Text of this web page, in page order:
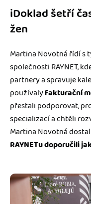
iDoklad šetří
žen
Martina Novotná řídí s
společnosti RAYNET,
partnery a spravuje
používalyfakturační
přestali podporovat,
specializací a chtěli
Martina Novotná
RAYNETu doporučili